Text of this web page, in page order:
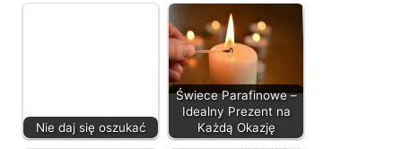
Nie daj się oszukać
Świece Parafinowe –
Idealny Prezent na
Każdą Okazję